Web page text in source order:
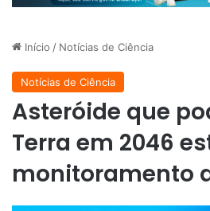
Início / Notícias de Ciência
Notícias de Ciência
Asteróide que
Terra em 2046
monitoramento